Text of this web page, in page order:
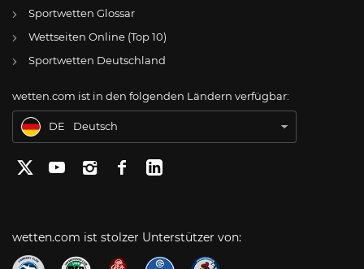
Sportwetten Glossar
Wettseiten Online (Top 10)
Sportwetten Deutschland
wetten.com ist in den folgenden Ländern verfügbar:
AT Online Wetten Österreich
CH Online Glücksspiel Schweiz
Apostas Online no Brasil
DE
Deutsch
wetten.com ist stolzer Unterstützer von: